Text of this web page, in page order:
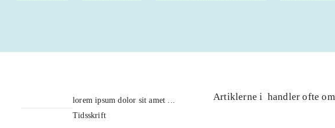
lorem ipsum dolor sit amet ...
Tidsskrift
Artiklerne i handler ofte om